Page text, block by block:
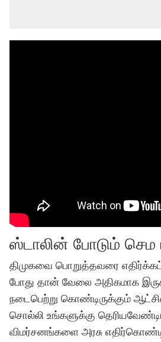
ஸ்டாலின் போடும் செம
திமுகவை பொறுத்தவரை
போது தான் வேலை அதிகமாக
நடைபெற்று கொண்டிருக்கும்
சொல்லி உங்களுக்கு
விமர்சனங்களை அரசு